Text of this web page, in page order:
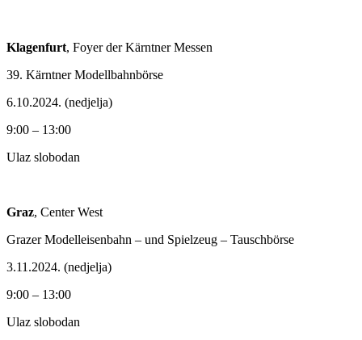
Klagenfurt, Foyer der Kärntner Messen
39. Kärntner Modellbahnbörse
6.10.2024. (nedjelja)
9:00 – 13:00
Ulaz slobodan
Graz, Center West
Grazer Modelleisenbahn – und Spielzeug – Tauschbörse
3.11.2024. (nedjelja)
9:00 – 13:00
Ulaz slobodan